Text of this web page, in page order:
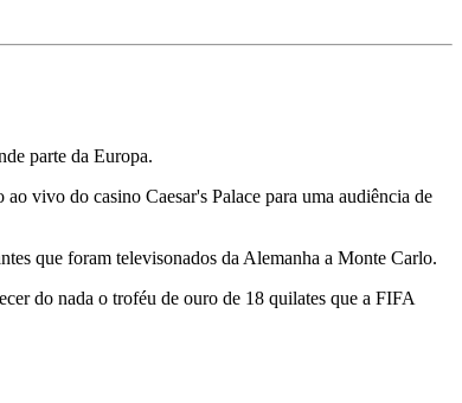
parte da Europa.
vivo do casino Caesar's Palace para uma audiência de
que foram televisonados da Alemanha a Monte Carlo.
do nada o troféu de ouro de 18 quilates que a FIFA